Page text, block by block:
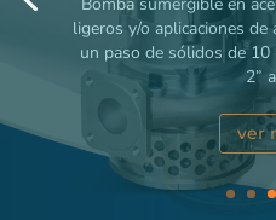
Bomba para aplicación
Modelos que llegan a
m3/h, una altura total
5.5 a
ver